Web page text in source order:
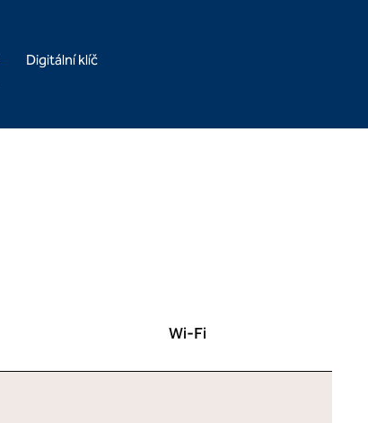
Digitální klíč
Wi-Fi